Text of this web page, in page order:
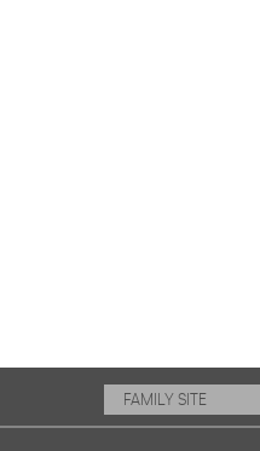
FAMILY SITE